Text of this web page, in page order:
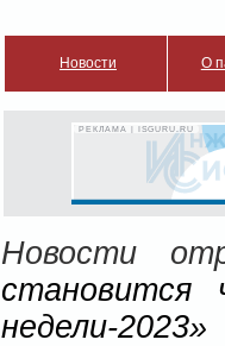
Новости О
РЕКЛАМА | ISGURU.RU
Новости
становится
недели-2023»